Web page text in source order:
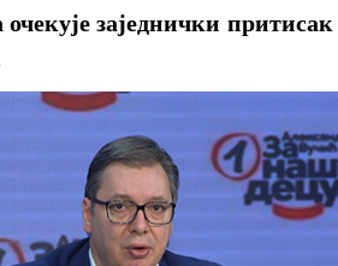
очекује заједнички